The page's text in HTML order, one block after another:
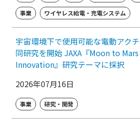
事業 ワイヤレス給電・充電システム
宇宙環境下で使用可能な電動アク
同研究を開始 JAXA『Moon to Mars
Innovation』研究テーマに採択
2026年07月16日
事業 研究・開発